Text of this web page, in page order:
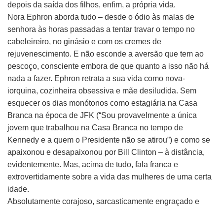
depois da saída dos filhos, enfim, a própria vida.
Nora Ephron aborda tudo – desde o ódio às malas de
senhora às horas passadas a tentar travar o tempo no
cabeleireiro, no ginásio e com os cremes de
rejuvenescimento. E não esconde a aversão que tem ao
pescoço, consciente embora de que quanto a isso não há
nada a fazer. Ephron retrata a sua vida como nova-
iorquina, cozinheira obsessiva e mãe desiludida. Sem
esquecer os dias monótonos como estagiária na Casa
Branca na época de JFK (“Sou provavelmente a única
jovem que trabalhou na Casa Branca no tempo de
Kennedy e a quem o Presidente não se atirou”) e como se
apaixonou e desapaixonou por Bill Clinton – à distância,
evidentemente. Mas, acima de tudo, fala franca e
extrovertidamente sobre a vida das mulheres de uma certa
idade.
Absolutamente corajoso, sarcasticamente engraçado e